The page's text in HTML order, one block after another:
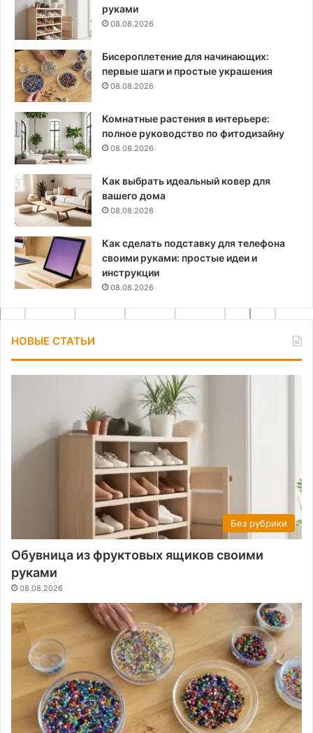
руками
08.08.2026
Бисероплетение для начинающих:
первые шаги и простые украшения
08.08.2026
Комнатные растения в интерьере:
полное руководство по фитодизайну
08.08.2026
Как выбрать идеальный ковер для
вашего дома
08.08.2026
Как сделать подставку для телефона
своими руками: простые идеи и
инструкции
08.08.2026
НОВЫЕ СТАТЬИ
Без рубрики
Обувница из фруктовых ящиков своими
руками
08.08.2026